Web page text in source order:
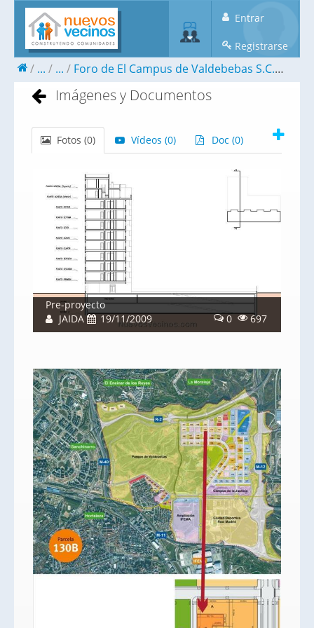
Entrar
Registrarse
... ... Foro de El Campus de Valdebebas S.C.M.
Imágenes y Documentos
Fotos (0) Vídeos (0) Doc (0)
Pre-proyecto
JAIDA
19/11/2009 0 697